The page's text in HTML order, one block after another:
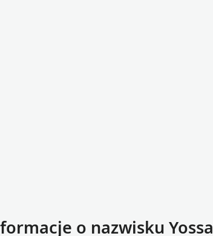
o nazwisku Yossa